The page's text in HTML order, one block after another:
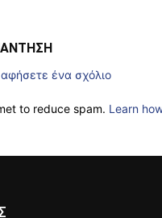
ένα σχόλιο
to reduce spam. Learn